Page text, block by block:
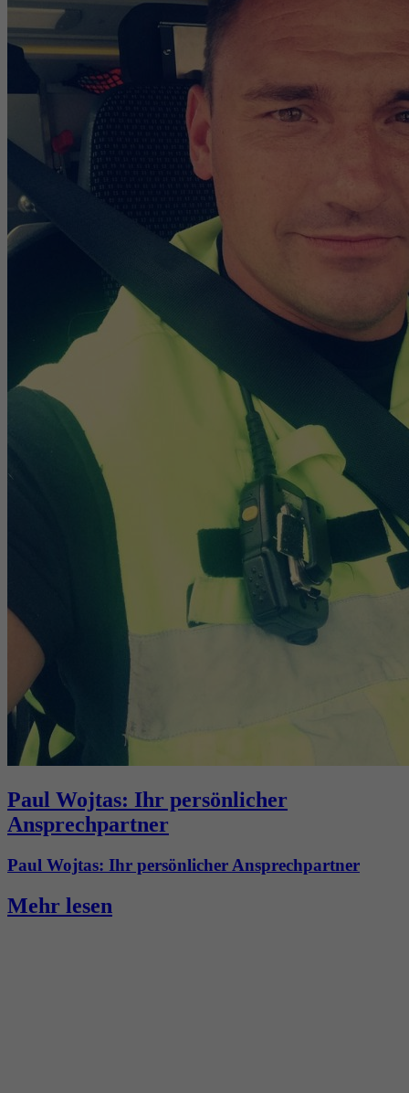
Paul Wojtas: Ihr persönlicher
Ansprechpartner
Paul Wojtas: Ihr persönlicher Ansprechpartner
Mehr lesen